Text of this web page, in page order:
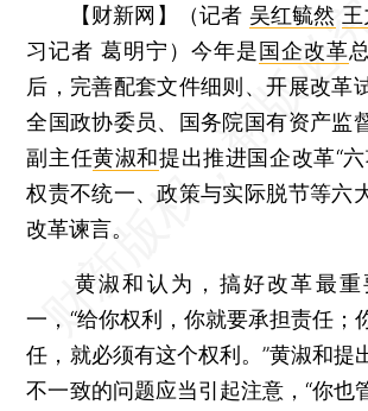
【财新网】（记者 吴红毓然 王
习记者 葛明宁）今年是国企改革
后，完善配套文件细则、开展改革
全国政协委员、国务院国有资产监
副主任黄淑和提出推进国企改革“
权责不统一、政策与实际脱节等六
改革谏言。
黄淑和认为，搞好改革最重
一，“给你权利，你就要承担责任；
任，就必须有这个权利。”黄淑和提
不一致的问题应当引起注意，“你也